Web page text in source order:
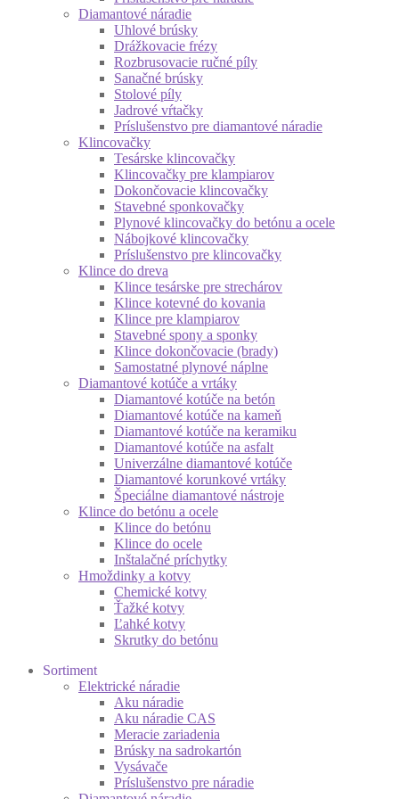
Diamantové náradie
Uhlové brúsky
Drážkovacie frézy
Rozbrusovacie ručné píly
Sanačné brúsky
Stolové píly
Jadrové vŕtačky
Príslušenstvo pre diamantové náradie
Klincovačky
Tesárske klincovačky
Klincovačky pre klampiarov
Dokončovacie klincovačky
Stavebné sponkovačky
Plynové klincovačky do betónu a ocele
Nábojkové klincovačky
Príslušenstvo pre klincovačky
Klince do dreva
Klince tesárske pre strechárov
Klince kotevné do kovania
Klince pre klampiarov
Stavebné spony a sponky
Klince dokončovacie (brady)
Samostatné plynové náplne
Diamantové kotúče a vrtáky
Diamantové kotúče na betón
Diamantové kotúče na kameň
Diamantové kotúče na keramiku
Diamantové kotúče na asfalt
Univerzálne diamantové kotúče
Diamantové korunkové vrtáky
Špeciálne diamantové nástroje
Klince do betónu a ocele
Klince do betónu
Klince do ocele
Inštalačné príchytky
Hmoždinky a kotvy
Chemické kotvy
Ťažké kotvy
Ľahké kotvy
Skrutky do betónu
Sortiment
Elektrické náradie
Aku náradie
Aku náradie CAS
Meracie zariadenia
Brúsky na sadrokartón
Vysávače
Príslušenstvo pre náradie